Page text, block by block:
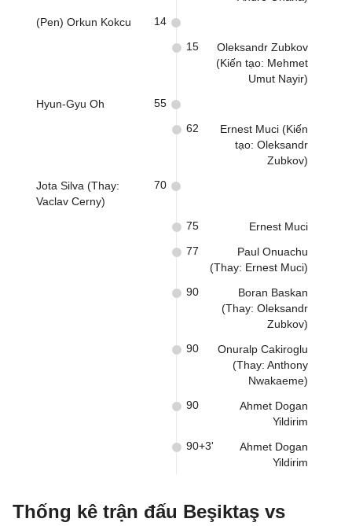
(Pen) Orkun Kokcu 14
Oleksandr Zubkov
(Kiến tạo: Mehmet
Umut Nayir)
15
Hyun-Gyu Oh 55
Ernest Muci (Kiến
tạo: Oleksandr
Zubkov)
62
Jota Silva (Thay:
Vaclav Cerny)
70
Ernest Muci
75
Paul Onuachu
(Thay: Ernest Muci)
77
Boran Baskan
(Thay: Oleksandr
Zubkov)
90
Onuralp Cakiroglu
(Thay: Anthony
Nwakaeme)
90
Ahmet Dogan
Yildirim
90
Ahmet Dogan
Yildirim
90+3'
Thống kê trận đấu Beşiktaş vs